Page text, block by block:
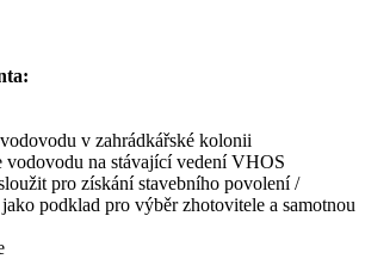
v zahrádkářské kolonii
vodovodu na stávající vedení VHOS
pro získání stavebního povolení /
podklad pro výběr zhotovitele a samotnou